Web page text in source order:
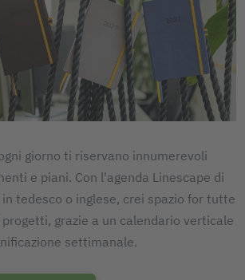
giorno ti riservano innumerevoli
e piani. Con l'agenda Linescape di
in tedesco o inglese, crei spazio for tutte
grazie a un calendario verticale
settimanale.